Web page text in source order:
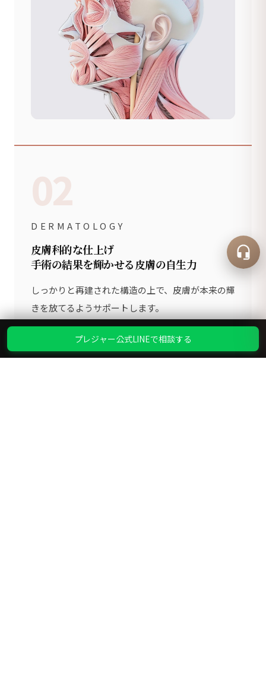
02
DERMATOLOGY
皮膚科的な仕上げ
手術の結果を輝かせる皮膚の自生力
しっかりと再建された構造の上で、皮膚が本来の輝
きを放てるようサポートします。
皮膚バリアの再建と再生治療によって、手術前後の
皮膚コンディションを最高の状態へと引き上げ、そ
れが手術の結果をより長く、より美しく保つ核心
プレジャー公式LINEで相談する